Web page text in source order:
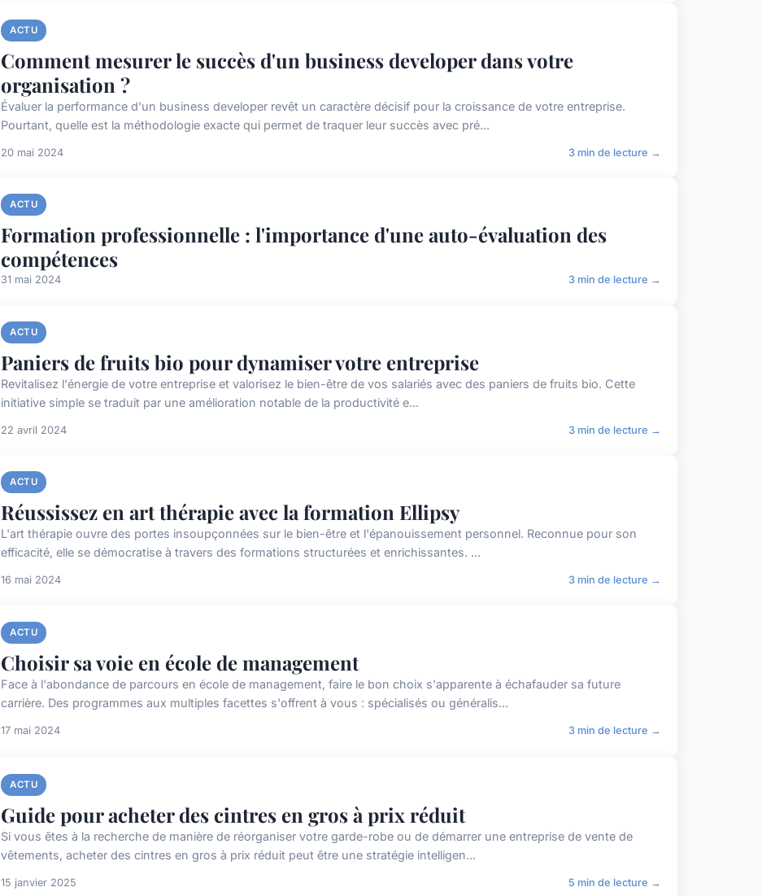
ACTU
Comment mesurer le succès d'un business developer dans votre
organisation ?
Évaluer la performance d'un business developer revêt un caractère décisif pour la croissance de votre entreprise.
Pourtant, quelle est la méthodologie exacte qui permet de traquer leur succès avec pré...
20 mai 2024 3 min de lecture →
ACTU
Formation professionnelle : l'importance d'une auto-évaluation des
compétences
31 mai 2024 3 min de lecture →
ACTU
Paniers de fruits bio pour dynamiser votre entreprise
Revitalisez l'énergie de votre entreprise et valorisez le bien-être de vos salariés avec des paniers de fruits bio. Cette
initiative simple se traduit par une amélioration notable de la productivité e...
22 avril 2024 3 min de lecture →
ACTU
Réussissez en art thérapie avec la formation Ellipsy
L'art thérapie ouvre des portes insoupçonnées sur le bien-être et l'épanouissement personnel. Reconnue pour son
efficacité, elle se démocratise à travers des formations structurées et enrichissantes. ...
16 mai 2024 3 min de lecture →
ACTU
Choisir sa voie en école de management
Face à l'abondance de parcours en école de management, faire le bon choix s'apparente à échafauder sa future
carrière. Des programmes aux multiples facettes s'offrent à vous : spécialisés ou généralis...
17 mai 2024 3 min de lecture →
ACTU
Guide pour acheter des cintres en gros à prix réduit
Si vous êtes à la recherche de manière de réorganiser votre garde-robe ou de démarrer une entreprise de vente de
vêtements, acheter des cintres en gros à prix réduit peut être une stratégie intelligen...
15 janvier 2025 5 min de lecture →